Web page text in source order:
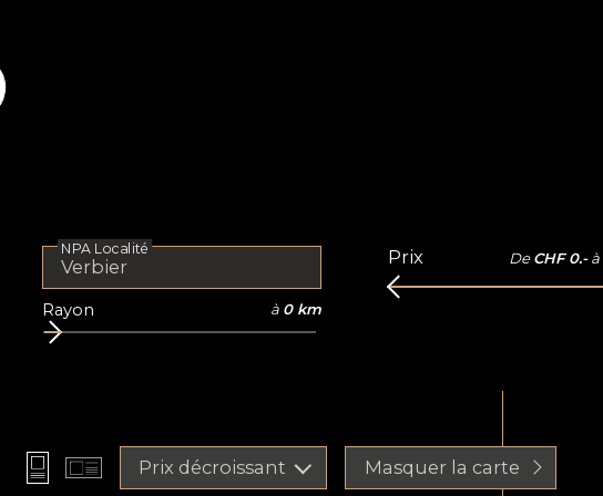
NPA Localité
Rayon à 0 km
Prix De CHF 0.- à
Prix décroissant Masquer la carte